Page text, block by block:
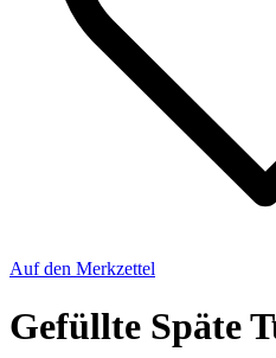
Auf den Merkzettel
Gefüllte Späte